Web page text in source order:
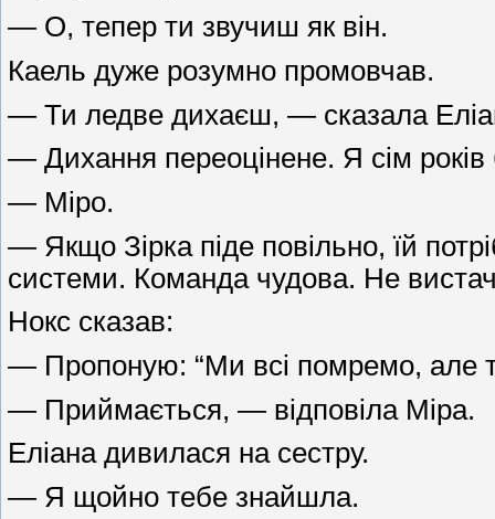
— О, тепер ти звучиш як він.
Каель дуже розумно промовчав.
— Ти ледве дихаєш, — сказала
— Дихання переоцінене. Я сім
— Міро.
— Якщо Зірка піде повільно, їй
системи. Команда чудова. Не
Нокс сказав:
— Пропоную: “Ми всі помремо, але
— Приймається, — відповіла Міра.
Еліана дивилася на сестру.
— Я щойно тебе знайшла.